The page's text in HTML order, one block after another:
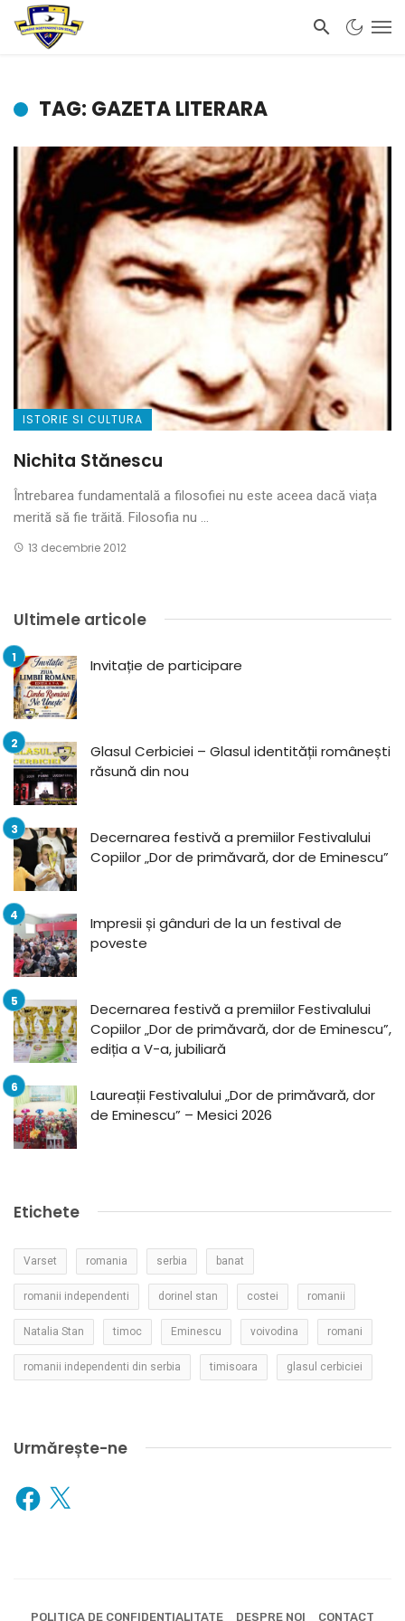
TAG: GAZETA LITERARA
ISTORIE SI CULTURA
Nichita Stănescu
Întrebarea fundamentală a filosofiei nu este aceea dacă viața
merită să fie trăită. Filosofia nu ...
13 decembrie 2012
Ultimele articole
Invitație de participare
Glasul Cerbiciei – Glasul identității românești
răsună din nou
Decernarea festivă a premiilor Festivalului
Copiilor „Dor de primăvară, dor de Eminescu”
Impresii și gânduri de la un festival de
poveste
Decernarea festivă a premiilor Festivalului
Copiilor „Dor de primăvară, dor de Eminescu”,
ediția a V-a, jubiliară
Laureații Festivalului „Dor de primăvară, dor
de Eminescu” – Mesici 2026
Etichete
Varset romania serbia banat
romanii independenti dorinel stan costei romanii
Natalia Stan timoc Eminescu voivodina romani
romanii independenti din serbia timisoara glasul cerbiciei
Urmărește-ne
Facebook
X
POLITICA DE CONFIDENȚIALITATE DESPRE NOI CONTACT